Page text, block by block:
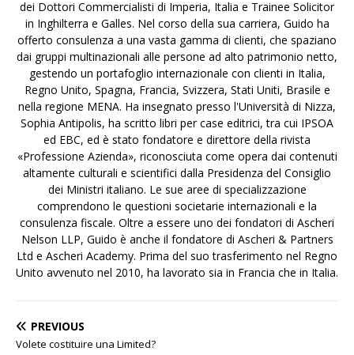
dei Dottori Commercialisti di Imperia, Italia e Trainee Solicitor
in Inghilterra e Galles. Nel corso della sua carriera, Guido ha
offerto consulenza a una vasta gamma di clienti, che spaziano
dai gruppi multinazionali alle persone ad alto patrimonio netto,
gestendo un portafoglio internazionale con clienti in Italia,
Regno Unito, Spagna, Francia, Svizzera, Stati Uniti, Brasile e
nella regione MENA. Ha insegnato presso l'Università di Nizza,
Sophia Antipolis, ha scritto libri per case editrici, tra cui IPSOA
ed EBC, ed è stato fondatore e direttore della rivista
«Professione Azienda», riconosciuta come opera dai contenuti
altamente culturali e scientifici dalla Presidenza del Consiglio
dei Ministri italiano. Le sue aree di specializzazione
comprendono le questioni societarie internazionali e la
consulenza fiscale. Oltre a essere uno dei fondatori di Ascheri
Nelson LLP, Guido è anche il fondatore di Ascheri & Partners
Ltd e Ascheri Academy. Prima del suo trasferimento nel Regno
Unito avvenuto nel 2010, ha lavorato sia in Francia che in Italia.
PREVIOUS
Volete costituire una Limited?